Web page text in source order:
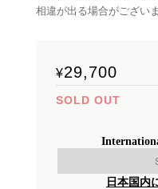
相違が出る場合がござい
¥29,700
SOLD OUT
日本国内